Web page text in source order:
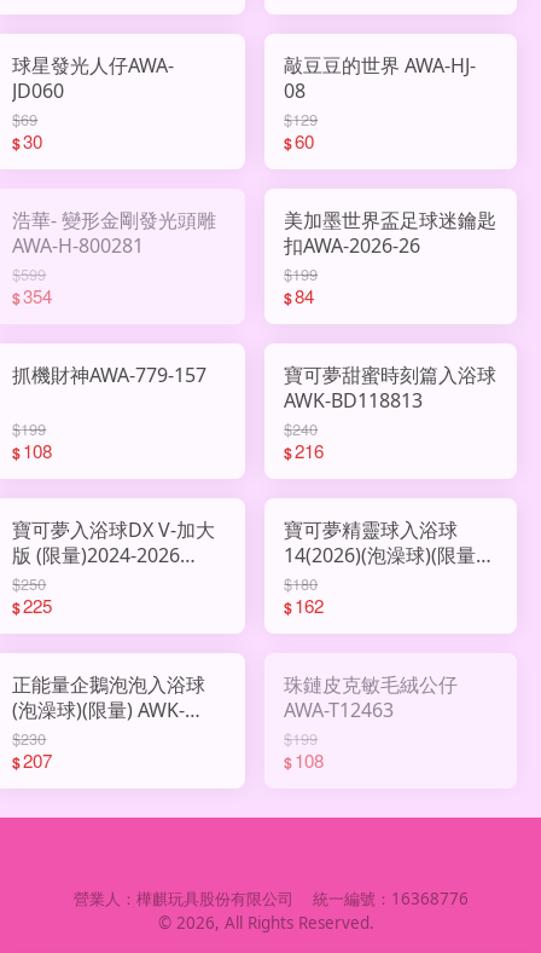
球星發光人仔AWA-
JD060
$69
$30
敲豆豆的世界 AWA-HJ-
08
$129
$60
浩華- 變形金剛發光頭雕
AWA-H-800281
$599
$354
美加墨世界盃足球迷鑰匙
扣AWA-2026-26
$199
$84
抓機財神AWA-779-157
$199
$108
寶可夢甜蜜時刻篇入浴球
AWK-BD118813
$240
$216
寶可夢入浴球DX V-加大
版 (限量)2024-2026
AWK-BD994340
$250
$225
寶可夢精靈球入浴球
14(2026)(泡澡球)(限量)
AWK-BD164490
$180
$162
正能量企鵝泡泡入浴球
(泡澡球)(限量) AWK-
BD193247
$230
$207
珠鏈皮克敏毛絨公仔
AWA-T12463
$199
$108
營業人： 樺麒玩具股份有限公司 統一編號： 16368776
© 2026, All Rights Reserved.